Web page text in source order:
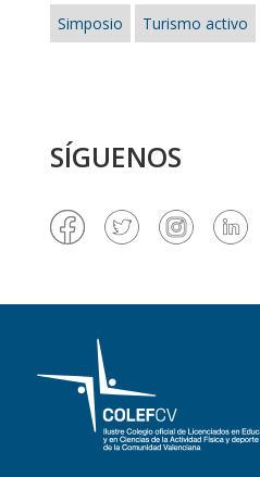
Simposio Turismo activo
SÍGUENOS